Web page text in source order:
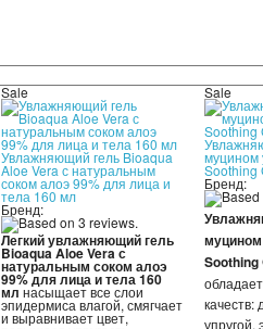
Sale
Увлажняющий гель Bioaqua
Aloe Vera с натуральным
соком алоэ 99% для лица и
тела 160 мл
Бренд:
Легкий увлажняющий гель
Bioaqua Aloe Vera с
натуральным соком алоэ
99% для лица и тела 160
мл насыщает все слои
эпидермиса влагой, смягчает
и выравнивает цвет,
Sale
муцином
Soothing
Бренд:
муцином
Soothing
качеств:
упругой,